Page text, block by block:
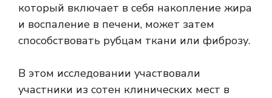
который включает в себя накопление жира
и воспаление в печени, может затем
способствовать рубцам ткани или фиброзу.
В этом исследовании участвовали
участники из сотен клинических мест в